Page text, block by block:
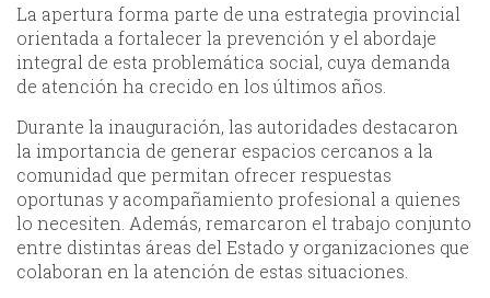
La apertura forma parte de una estrategia provincial
orientada a fortalecer la prevención y el abordaje
integral de esta problemática social, cuya demanda
de atención ha crecido en los últimos años.
Durante la inauguración, las autoridades destacaron
la importancia de generar espacios cercanos a la
comunidad que permitan ofrecer respuestas
oportunas y acompañamiento profesional a quienes
lo necesiten. Además, remarcaron el trabajo conjunto
entre distintas áreas del Estado y organizaciones que
colaboran en la atención de estas situaciones.